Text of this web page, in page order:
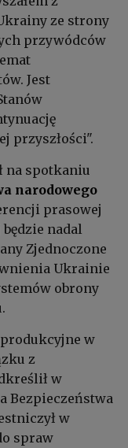
ze strony
przywódców
Jest
przyszłości".
na spotkaniu
narodowego
prasowej
nadal
Zjednoczone
Ukrainie
obrony
w
z
w
Bezpieczeństwa
w
spraw